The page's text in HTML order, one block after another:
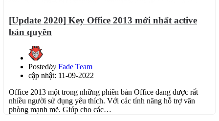
[Update 2020] Key Office 2013 mới nhất active
bản quyền
Postedby Fade Team
cập nhật: 11-09-2022
Office 2013 một trong những phiên bản Office đang được rất
nhiều người sử dụng yêu thích. Với các tính năng hỗ trợ văn
phòng mạnh mẽ. Giúp cho các…